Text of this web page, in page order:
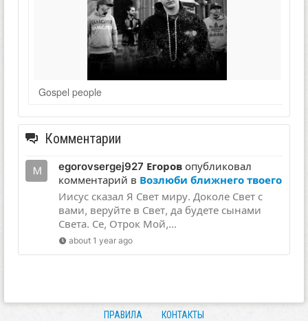
Gospel people
Комментарии
egorovsergej927 Егоров опубликовал
комментарий в Возлюби ближнего твоего
Иисус сказал Я Свет миру. Доколе Свет с
вами, веруйте в Свет, да будете сынами
Света. Се, Отрок Мой,...
about 1 year ago
ПРАВИЛА КОНТАКТЫ